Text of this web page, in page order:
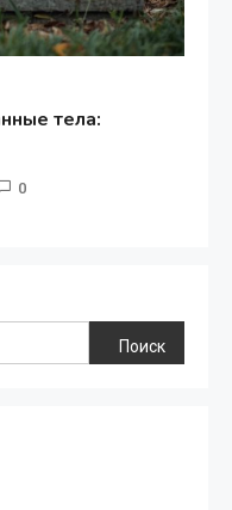
тела:
0
Поиск